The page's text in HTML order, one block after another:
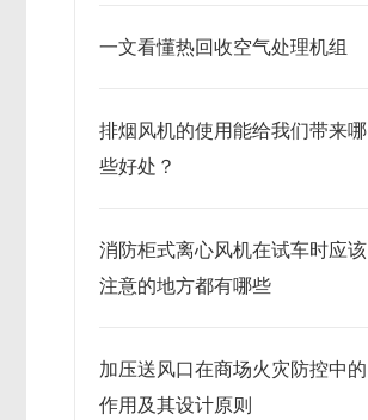
一文看懂热回收空气处理机组
排烟风机的使用能给我们带来哪
些好处？
消防柜式离心风机在试车时应该
注意的地方都有哪些
加压送风口在商场火灾防控中的
作用及其设计原则